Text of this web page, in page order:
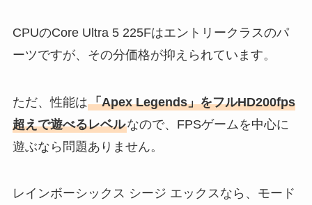
CPUのCore Ultra 5 225Fはエントリークラスのパ
ーツですが、その分価格が抑えられています。
ただ、性能は「Apex Legends」をフルHD200fps
超えで遊べるレベルなので、FPSゲームを中心に
遊ぶなら問題ありません。
レインボーシックス シージ エックスなら、モード